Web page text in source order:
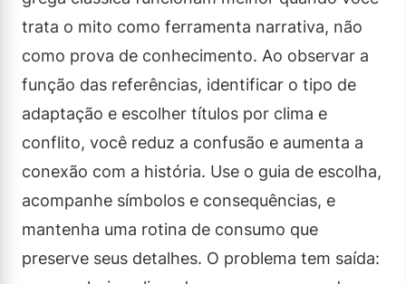
trata o mito como ferramenta narrativa, não
como prova de conhecimento. Ao observar a
função das referências, identificar o tipo de
adaptação e escolher títulos por clima e
conflito, você reduz a confusão e aumenta a
conexão com a história. Use o guia de escolha,
acompanhe símbolos e consequências, e
mantenha uma rotina de consumo que
preserve seus detalhes. O problema tem saída: